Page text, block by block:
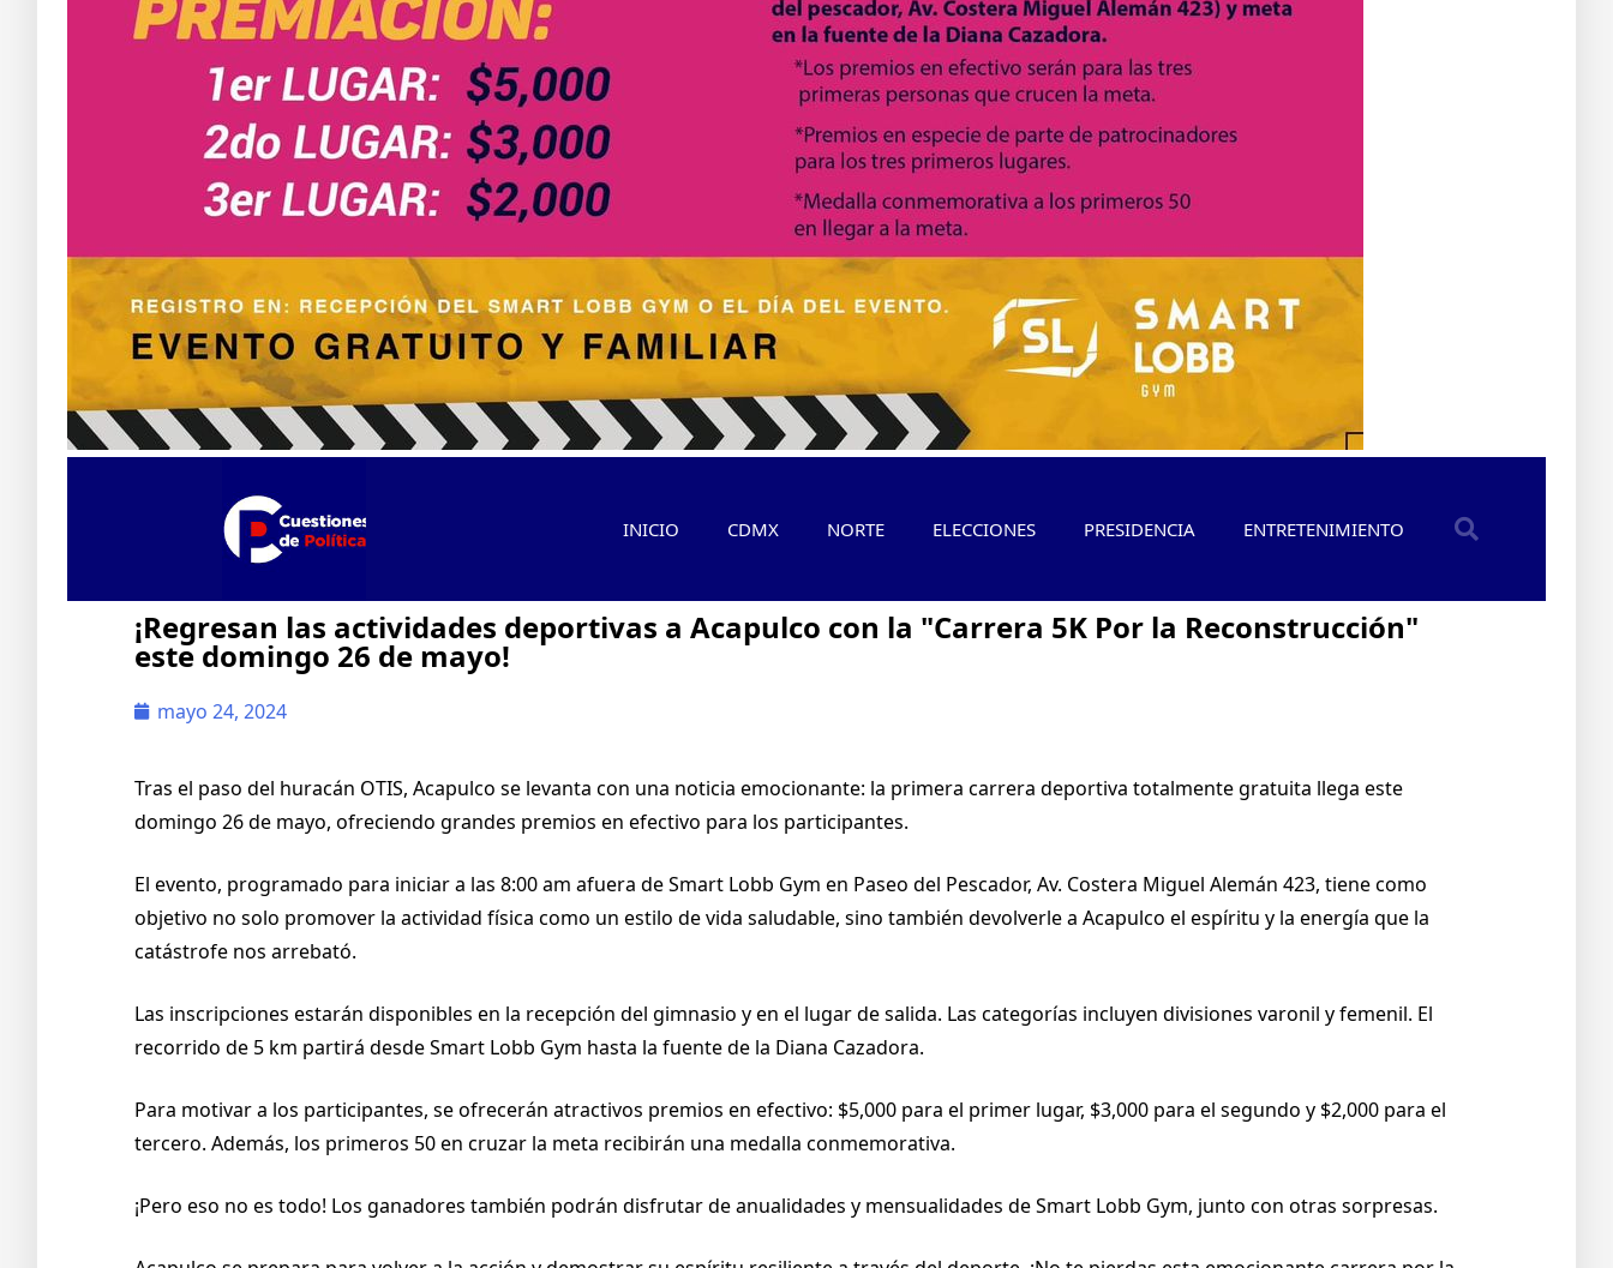
INICIO CDMX NORTE ELECCIONES PRESIDENCIA ENTRETENIMIENTO
¡Regresan las actividades deportivas a Acapulco con la "Carrera 5K Por la Reconstrucción"
este domingo 26 de mayo!
mayo 24, 2024
Tras el paso del huracán OTIS, Acapulco se levanta con una noticia emocionante: la primera carrera deportiva totalmente gratuita llega este
domingo 26 de mayo, ofreciendo grandes premios en efectivo para los participantes.
El evento, programado para iniciar a las 8:00 am afuera de Smart Lobb Gym en Paseo del Pescador, Av. Costera Miguel Alemán 423, tiene como
objetivo no solo promover la actividad física como un estilo de vida saludable, sino también devolverle a Acapulco el espíritu y la energía que la
catástrofe nos arrebató.
Las inscripciones estarán disponibles en la recepción del gimnasio y en el lugar de salida. Las categorías incluyen divisiones varonil y femenil. El
recorrido de 5 km partirá desde Smart Lobb Gym hasta la fuente de la Diana Cazadora.
Para motivar a los participantes, se ofrecerán atractivos premios en efectivo: $5,000 para el primer lugar, $3,000 para el segundo y $2,000 para el
tercero. Además, los primeros 50 en cruzar la meta recibirán una medalla conmemorativa.
¡Pero eso no es todo! Los ganadores también podrán disfrutar de anualidades y mensualidades de Smart Lobb Gym, junto con otras sorpresas.